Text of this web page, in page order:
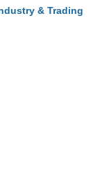
& Trading